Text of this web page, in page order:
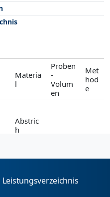
Materia
l
Proben
-
Volum
en
Met
hod
e
Abstric
h
Leistungsverzeichnis